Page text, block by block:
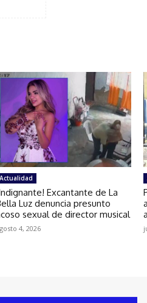
Actualidad
Excantante de La
Luz denuncia presunto
sexual de director musical
4, 2026